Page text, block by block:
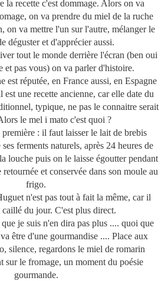
la recette c'est dommage. Alors on va
on va prendre du miel de la ruche
on va mettre l'un sur l'autre, mélanger le
déguster et d'apprécier aussi.
tout le monde derrière l'écran (ben oui
et pas vous) on va parler d'histoire.
est réputée, en France aussi, en Espagne
est une recette ancienne, car elle date du
typique, ne pas le connaitre serait
le mel i mato c'est quoi ?
: il faut laisser le lait de brebis
ferments naturels, après 24 heures de
louche puis on le laisse égoutter pendant
et conservée dans son moule au
frigo.
n'est pas tout à fait la même, car il
du jour. C'est plus direct.
je suis n'en dira pas plus .... quoi que
être d'une gourmandise .... Place aux
silence, regardons le miel de romarin
sur le fromage, un moment du poésie
gourmande.